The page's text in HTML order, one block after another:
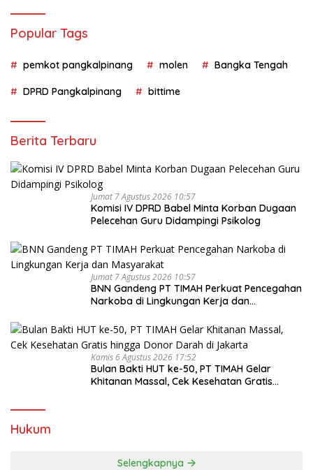
Popular Tags
pemkot pangkalpinang molen Bangka Tengah
DPRD Pangkalpinang bittime
Berita Terbaru
Jumat 7 Agustus 2026 10:57
Komisi IV DPRD Babel Minta Korban Dugaan
Pelecehan Guru Didampingi Psikolog
Jumat 7 Agustus 2026 10:57
BNN Gandeng PT TIMAH Perkuat Pencegahan
Narkoba di Lingkungan Kerja dan
Kamis 6 Agustus 2026 17:52
Bulan Bakti HUT ke-50, PT TIMAH Gelar
Khitanan Massal, Cek Kesehatan Gratis
Hukum
Selengkapnya